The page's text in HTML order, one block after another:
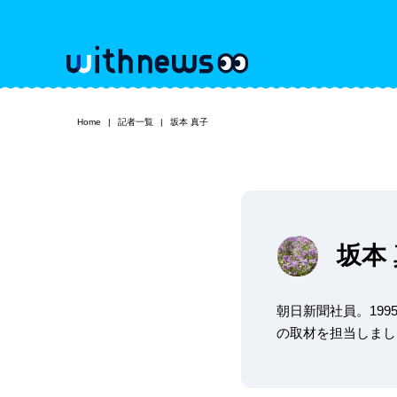
Home 記者一覧 坂本 真子
坂本
朝日新聞社員。
の取材を担当しま